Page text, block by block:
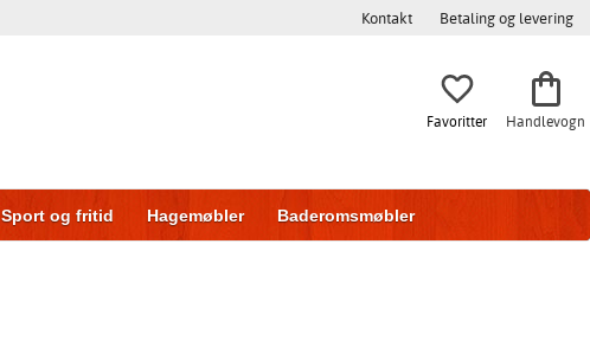
Kontakt Betaling og levering
Favoritter Handlevogn
Sport og fritid Hagemøbler Baderomsmøbler